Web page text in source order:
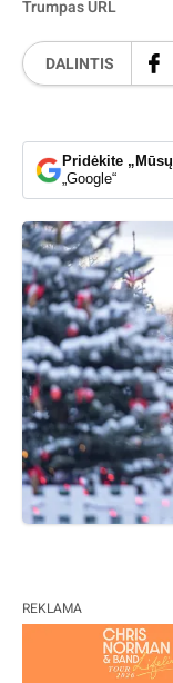
Trumpas URL
DALINTIS
Pridėkite
„Google“
REKLAMA